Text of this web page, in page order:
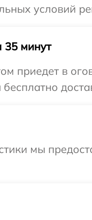
условий
35 минут
приедет в
мы